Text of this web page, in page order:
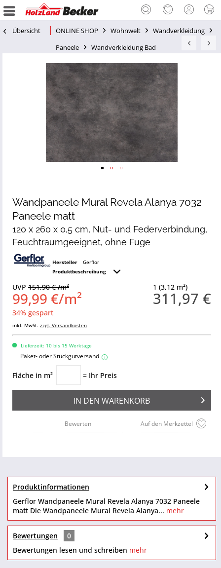
Übersicht ONLINE SHOP Wohnwelt
Wandverkleidung
Paneele
Wandverkleidung Bad
Wandpaneele Mural Revela Alanya 7032
Paneele matt
120 x 260 x 0,5 cm, Nut- und Federverbindung,
Feuchtraumgeeignet, ohne Fuge
Hersteller
Gerflor
Produktbeschreibung
1 (3,12 m²)
311,97 €
UVP 151,90 € /m²
99,99 €/m²
34% gespart
inkl. MwSt. zzgl. Versandkosten
Lieferzeit: 10 bis 15 Werktage
Paket- oder Stückgutversand i
Fläche in m² = Ihr Preis
IN DEN WARENKORB
Auf den Merkzettel
Bewerten
Produktinformationen
Gerflor Wandpaneele Mural Revela Alanya 7032 Paneele
matt Die Wandpaneele Mural Revela Alanya... mehr
Bewertungen
0
Bewertungen lesen und schreiben mehr